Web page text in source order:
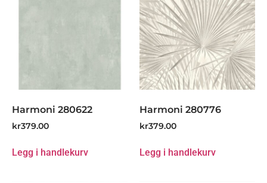
Harmoni 280622
kr379.00
Legg i handlekurv
Harmoni 280776
kr379.00
Legg i handlekurv